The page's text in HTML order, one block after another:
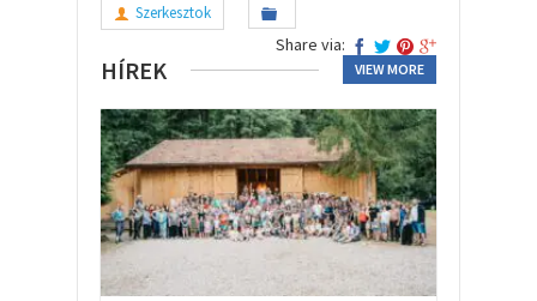
Szerkesztok
Share via:
HÍREK VIEW MORE